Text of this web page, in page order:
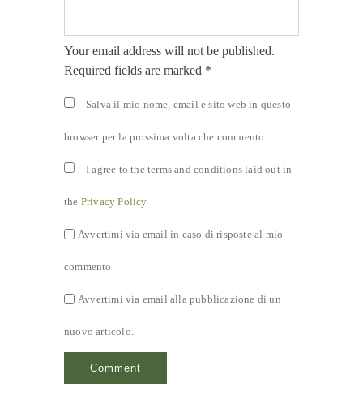
Your email address will not be published.
Required fields are marked *
Salva il mio nome, email e sito web in questo
browser per la prossima volta che commento.
I agree to the terms and conditions laid out in
the Privacy Policy
Avvertimi via email in caso di risposte al mio
commento.
Avvertimi via email alla pubblicazione di un
nuovo articolo.